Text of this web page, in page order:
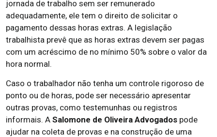
jornada de trabalho sem ser remunerado
adequadamente, ele tem o direito de solicitar o
pagamento dessas horas extras. A legislação
trabalhista prevê que as horas extras devem ser pagas
com um acréscimo de no mínimo 50% sobre o valor da
hora normal.
Caso o trabalhador não tenha um controle rigoroso de
ponto ou de horas, pode ser necessário apresentar
outras provas, como testemunhas ou registros
informais. A Salomone de Oliveira Advogados pode
ajudar na coleta de provas e na construção de uma